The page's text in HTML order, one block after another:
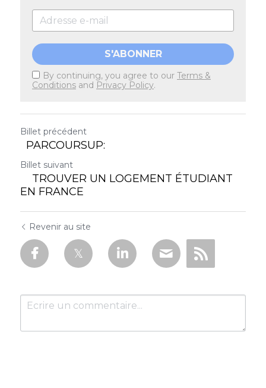
S'ABONNER
By continuing, you agree to our Terms &
Conditions and Privacy Policy.
Billet précédent
PARCOURSUP:
Billet suivant
TROUVER UN LOGEMENT ÉTUDIANT
EN FRANCE
Revenir au site